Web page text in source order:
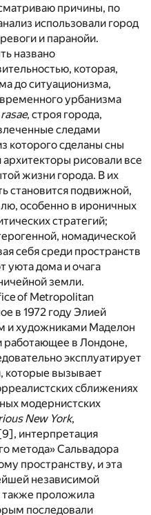
причины, по
использовали город
и паранойи.
названо
которая,
до ситуационизма,
урбанизма
, строя города,
следами
которого сделаны сны
рисовали все
жизни города. В их
становится подвижной,
особенно в ироничных
стратегий;
номадической
себя среди пространств
уюта дома и очага
земли.
of Metropolitan
в 1972 году Элией
и художниками Маделон
работающее в Лондоне,
эксплуатирует
которые вызывает
сближениях
модернистских
New York,
9], интерпретация
метода» Сальвадора
пространству, и эта
независимой
также проложила
последовали